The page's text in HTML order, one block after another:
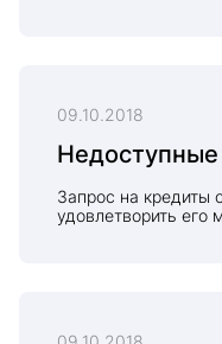
09.10.2018
Запрос на кредиты
удовлетворить его